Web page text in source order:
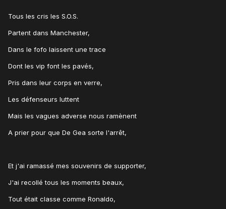
Tous les cris les S.O.S.
Partent dans Manchester,
Dans le fofo laissent une trace
Dont les vip font les pavés,
Pris dans leur corps en verre,
Les défenseurs luttent
Mais les vagues adverse nous ramènent
A prier pour que De Gea sorte l'arrêt,
Et j'ai ramassé mes souvenirs de supporter,
J'ai recollé tous les moments beaux,
Tout était classe comme Ronaldo,